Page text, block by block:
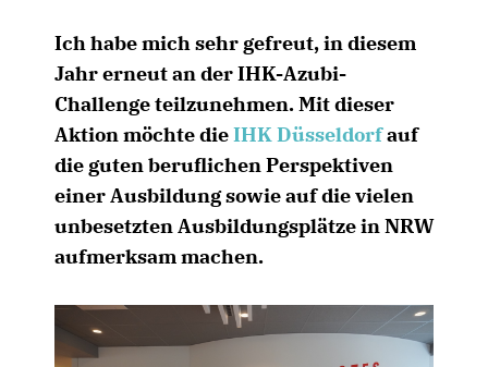
Ich habe mich sehr gefreut, in diesem
Jahr erneut an der IHK-Azubi-
Challenge teilzunehmen. Mit dieser
Aktion möchte dieIHK Düsseldorfauf
die guten beruflichen Perspektiven
einer Ausbildung sowie auf die vielen
unbesetzten Ausbildungsplätze in NRW
aufmerksam machen.